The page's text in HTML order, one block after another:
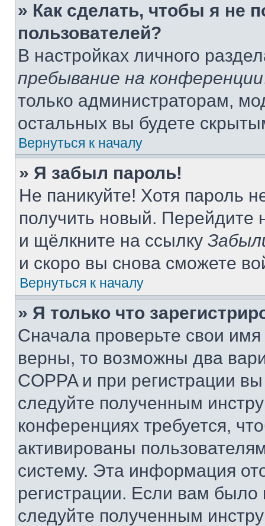
» Как сделать, чтобы я не
пользователей?
В настройках личного
пребывание на конференции
только администраторам,
остальных вы будете
Вернуться к началу
» Я забыл пароль!
Не паникуйте! Хотя пароль
получить новый. Перейдите
и щёлкните на ссылку
и скоро вы снова сможете
Вернуться к началу
» Я только что
Сначала проверьте свои
верны, то возможны два
COPPA и при регистрации
следуйте полученным
конференциях требуется,
активированы
систему. Эта информация
регистрации. Если вам
следуйте полученным